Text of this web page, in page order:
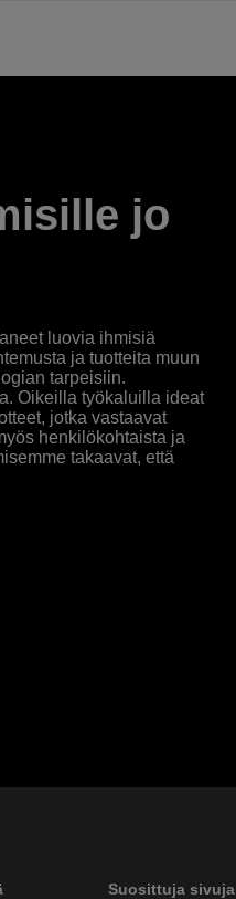
jo
luovia ihmisiä
ja tuotteita muun
tarpeisiin.
Oikeilla työkaluilla ideat
jotka vastaavat
henkilökohtaista ja
takaavat, että
Suosittuja sivuja